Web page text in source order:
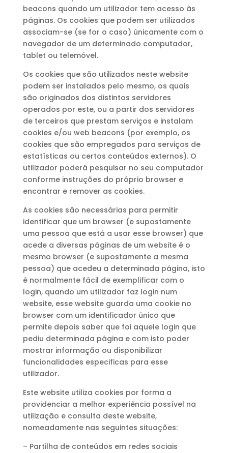
beacons quando um utilizador tem acesso às
páginas. Os cookies que podem ser utilizados
associam-se (se for o caso) únicamente com o
navegador de um determinado computador,
tablet ou telemóvel.
Os cookies que são utilizados neste website
podem ser instalados pelo mesmo, os quais
são originados dos distintos servidores
operados por este, ou a partir dos servidores
de terceiros que prestam serviços e instalam
cookies e/ou web beacons (por exemplo, os
cookies que são empregados para serviços de
estatísticas ou certos conteúdos externos). O
utilizador poderá pesquisar no seu computador
conforme instruções do próprio browser e
encontrar e remover as cookies.
As cookies são necessárias para permitir
identificar que um browser (e supostamente
uma pessoa que está a usar esse browser) que
acede a diversas páginas de um website é o
mesmo browser (e supostamente a mesma
pessoa) que acedeu a determinada página, isto
é normalmente fácil de exemplificar com o
login, quando um utilizador faz login num
website, esse website guarda uma cookie no
browser com um identificador único que
permite depois saber que foi aquele login que
pediu determinada página e com isto poder
mostrar informação ou disponibilizar
funcionalidades especificas para esse
utilizador.
Este website utiliza cookies por forma a
providenciar a melhor experiência possível na
utilização e consulta deste website,
nomeadamente nas seguintes situações:
– Partilha de conteúdos em redes sociais